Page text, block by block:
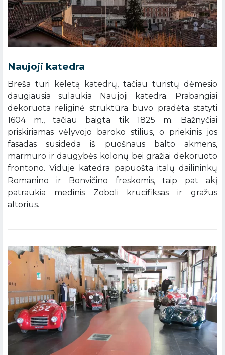
Naujoji katedra
Breša turi keletą katedrų, tačiau turistų dėmesio
daugiausia sulaukia Naujoji katedra. Prabangiai
dekoruota religinė struktūra buvo pradėta statyti
1604 m., tačiau baigta tik 1825 m. Bažnyčiai
priskiriamas vėlyvojo baroko stilius, o priekinis jos
fasadas susideda iš puošnaus balto akmens,
marmuro ir daugybės kolonų bei gražiai dekoruoto
frontono. Viduje katedra papuošta italų dailininkų
Romanino ir Bonvičino freskomis, taip pat akį
patraukia medinis Zoboli krucifiksas ir gražus
altorius.